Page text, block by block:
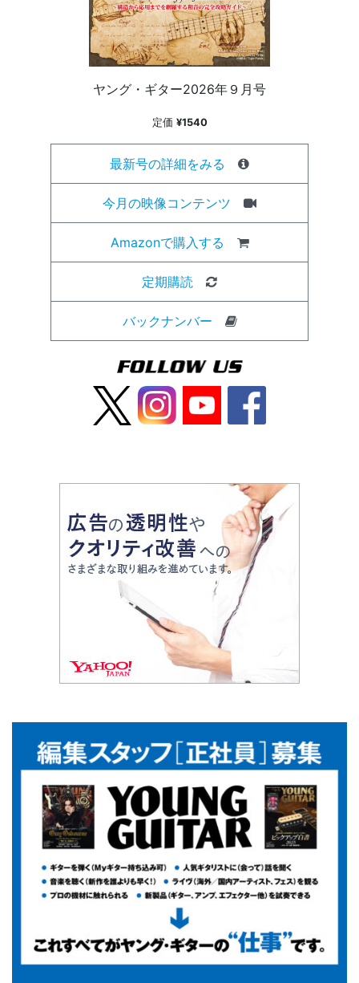
ヤング・ギター2026年９月号
定価 ¥1540
最新号の詳細をみる
今月の映像コンテンツ
Amazonで購入する
定期購読
バックナンバー